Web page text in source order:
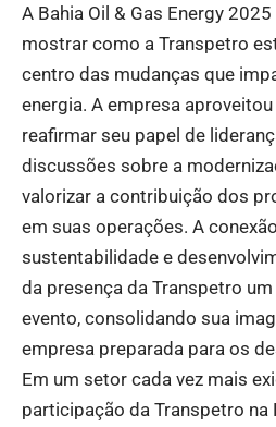
A Bahia Oil & Gas Energy
mostrar como a Transpetro
centro das mudanças que
energia. A empresa
reafirmar seu papel de
discussões sobre a
valorizar a contribuição dos
em suas operações. A
sustentabilidade e
da presença da Transpetro
evento, consolidando sua
empresa preparada para os
Em um setor cada vez mais
participação da Transpetro na